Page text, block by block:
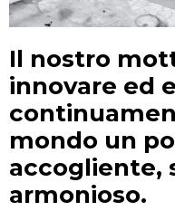
Il nostro
innovare ed
mondo un
accogliente,
armonioso.